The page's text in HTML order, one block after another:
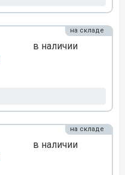
в наличии
на складе
в наличии
на складе